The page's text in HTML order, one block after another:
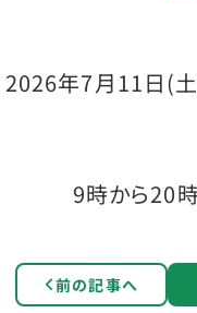
2026年7月11日(土
9時から20
前の記事へ